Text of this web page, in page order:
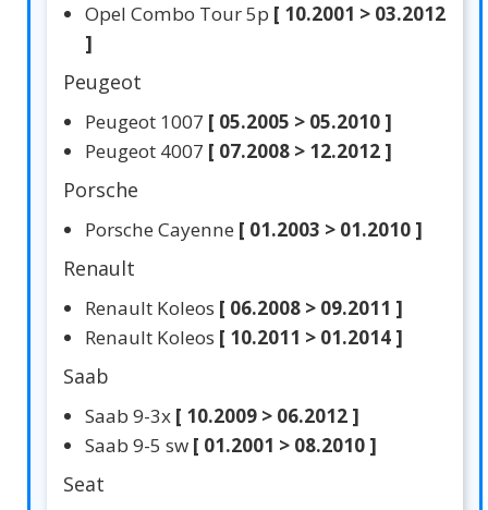
Opel Combo Tour 5p [ 10.2001 > 03.2012
]
Peugeot
Peugeot 1007 [ 05.2005 > 05.2010 ]
Peugeot 4007 [ 07.2008 > 12.2012 ]
Porsche
Porsche Cayenne [ 01.2003 > 01.2010 ]
Renault
Renault Koleos [ 06.2008 > 09.2011 ]
Renault Koleos [ 10.2011 > 01.2014 ]
Saab
Saab 9-3x [ 10.2009 > 06.2012 ]
Saab 9-5 sw [ 01.2001 > 08.2010 ]
Seat